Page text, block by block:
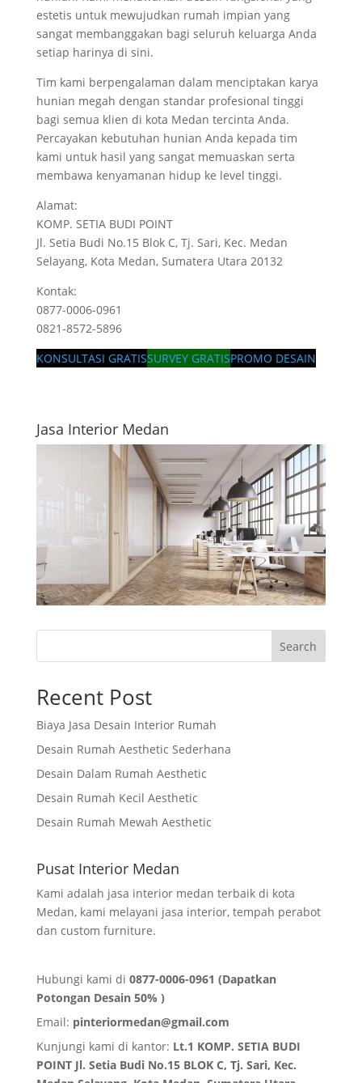
estetis untuk mewujudkan rumah impian yang
sangat membanggakan bagi seluruh keluarga Anda
setiap harinya di sini.
Tim kami berpengalaman dalam menciptakan karya
hunian megah dengan standar profesional tinggi
bagi semua klien di kota Medan tercinta Anda.
Percayakan kebutuhan hunian Anda kepada tim
kami untuk hasil yang sangat memuaskan serta
membawa kenyamanan hidup ke level tinggi.
Alamat:
KOMP. SETIA BUDI POINT
Jl. Setia Budi No.15 Blok C, Tj. Sari, Kec. Medan
Selayang, Kota Medan, Sumatera Utara 20132
Kontak:
0877-0006-0961
0821-8572-5896
KONSULTASI GRATISSURVEY GRATISPROMO DESAIN
Jasa Interior Medan
Search
Recent Post
Biaya Jasa Desain Interior Rumah
Desain Rumah Aesthetic Sederhana
Desain Dalam Rumah Aesthetic
Desain Rumah Kecil Aesthetic
Desain Rumah Mewah Aesthetic
Pusat Interior Medan
Kami adalah jasa interior medan terbaik di kota
Medan, kami melayani jasa interior, tempah perabot
dan custom furniture.
Hubungi kami di 0877-0006-0961 (Dapatkan
Potongan Desain 50% )
Email: pinteriormedan@gmail.com
Kunjungi kami di kantor: Lt.1 KOMP. SETIA BUDI
POINT Jl. Setia Budi No.15 BLOK C, Tj. Sari, Kec.